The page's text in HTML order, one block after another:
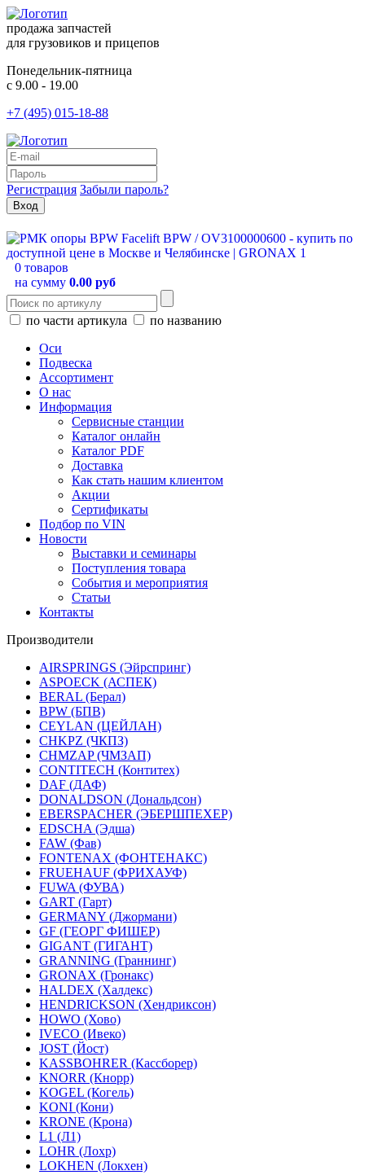
продажа запчастей
для грузовиков и прицепов
Понедельник-пятница
с 9.00 - 19.00
+7 (495) 015-18-88
Регистрация Забыли пароль?
0 товаров
на сумму 0.00 руб
по части артикула
по названию
Оси
Подвеска
Ассортимент
О нас
Информация
Сервисные станции
Каталог онлайн
Каталог PDF
Доставка
Как стать нашим клиентом
Акции
Сертификаты
Подбор по VIN
Новости
Выставки и семинары
Поступления товара
События и мероприятия
Статьи
Контакты
Производители
AIRSPRINGS (Эйрспринг)
ASPOECK (АСПЕК)
BERAL (Берал)
BPW (БПВ)
CEYLAN (ЦЕЙЛАН)
CHKPZ (ЧКПЗ)
CHMZAP (ЧМЗАП)
CONTITECH (Контитех)
DAF (ДАФ)
DONALDSON (Дональдсон)
EBERSPACHER (ЭБЕРШПЕХЕР)
EDSCHA (Эдша)
FAW (Фав)
FONTENAX (ФОНТЕНАКС)
FRUEHAUF (ФРИХАУФ)
FUWA (ФУВА)
GART (Гарт)
GERMANY (Джормани)
GF (ГЕОРГ ФИШЕР)
GIGANT (ГИГАНТ)
GRANNING (Граннинг)
GRONAX (Гронакс)
HALDEX (Халдекс)
HENDRICKSON (Хендриксон)
HOWO (Хово)
IVECO (Ивеко)
JOST (Йост)
KASSBOHRER (Касcборер)
KNORR (Кнорр)
KOGEL (Когель)
KONI (Кони)
KRONE (Крона)
L1 (Л1)
LOHR (Лохр)
LOKHEN (Локхен)